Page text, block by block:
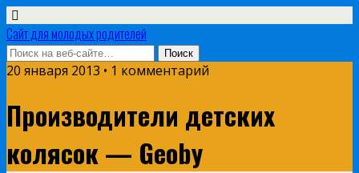
Сайт для молодых родителей
20 января 2013 • 1 комментарий
Производители детских
колясок — Geoby